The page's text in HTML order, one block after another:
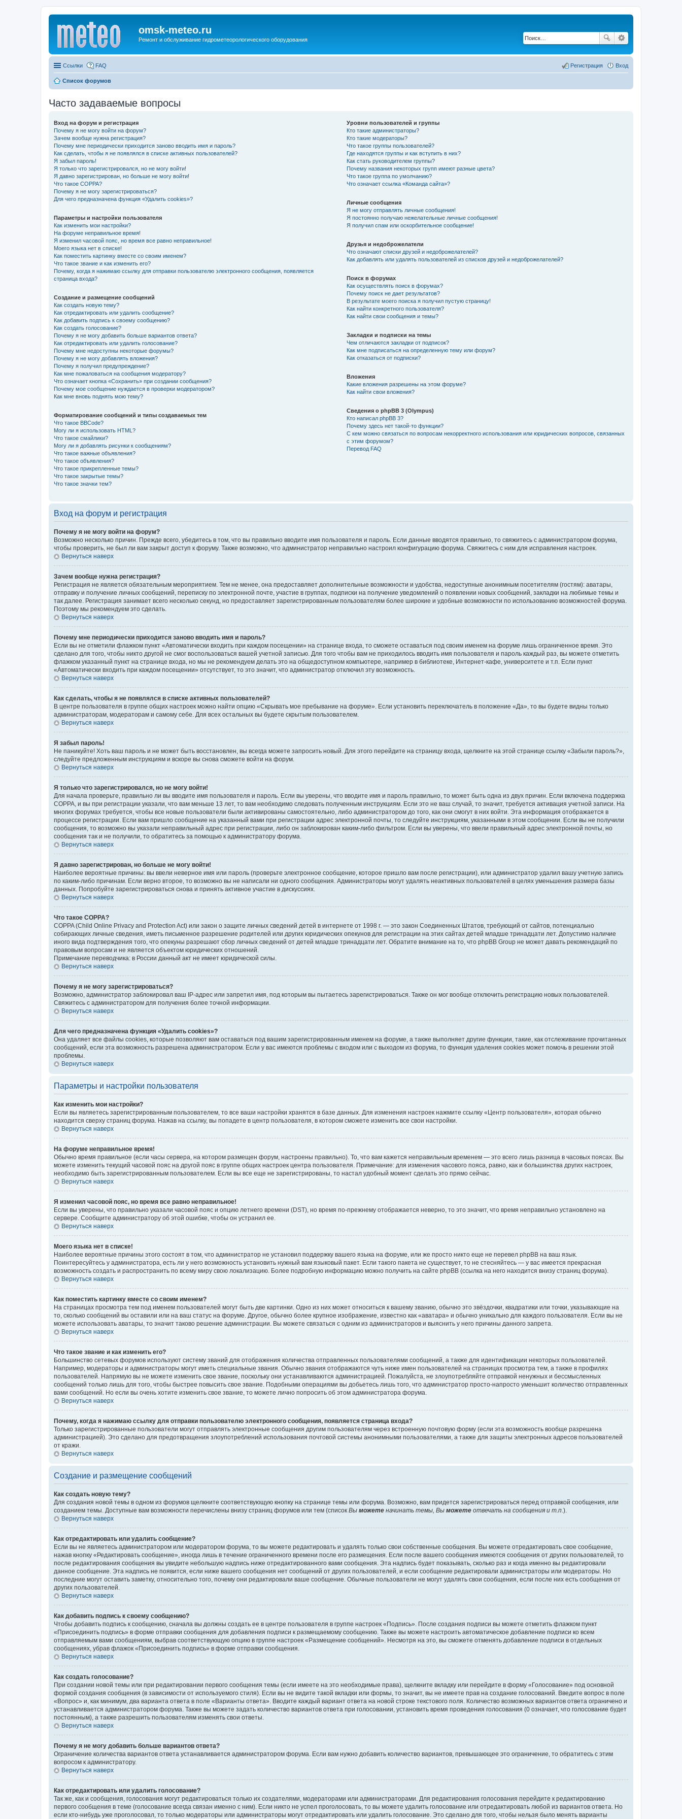
omsk-meteo.ru
Ремонт и обслуживание гидрометеорологического оборудования
Ссылки FAQ Вход
Регистрация
Список форумов
Часто задаваемые вопросы
Вход на форум и регистрация
Почему я не могу войти на форум?
Зачем вообще нужна регистрация?
Почему мне периодически приходится заново вводить имя и пароль?
Как сделать, чтобы я не появлялся в списке активных пользователей?
Я забыл пароль!
Я только что зарегистрировался, но не могу войти!
Я давно зарегистрирован, но больше не могу войти!
Что такое COPPA?
Почему я не могу зарегистрироваться?
Для чего предназначена функция «Удалить cookies»?
Параметры и настройки пользователя
Как изменить мои настройки?
На форуме неправильное время!
Я изменил часовой пояс, но время все равно неправильное!
Моего языка нет в списке!
Как поместить картинку вместе со своим именем?
Что такое звание и как изменить его?
Почему, когда я нажимаю ссылку для отправки пользователю электронного сообщения, появляется
страница входа?
Создание и размещение сообщений
Как создать новую тему?
Как отредактировать или удалить сообщение?
Как добавить подпись к своему сообщению?
Как создать голосование?
Почему я не могу добавить больше вариантов ответа?
Как отредактировать или удалить голосование?
Почему мне недоступны некоторые форумы?
Почему я не могу добавлять вложения?
Почему я получил предупреждение?
Как мне пожаловаться на сообщения модератору?
Что означает кнопка «Сохранить» при создании сообщения?
Почему мое сообщение нуждается в проверки модератором?
Как мне вновь поднять мою тему?
Форматирование сообщений и типы создаваемых тем
Что такое BBCode?
Могу ли я использовать HTML?
Что такое смайлики?
Могу ли я добавлять рисунки к сообщениям?
Что такое важные объявления?
Что такое объявления?
Что такое прикрепленные темы?
Что такое закрытые темы?
Что такое значки тем?
Уровни пользователей и группы
Кто такие администраторы?
Кто такие модераторы?
Что такое группы пользователей?
Где находятся группы и как вступить в них?
Как стать руководителем группы?
Почему названия некоторых групп имеют разные цвета?
Что такое группа по умолчанию?
Что означает ссылка «Команда сайта»?
Личные сообщения
Я не могу отправлять личные сообщения!
Я постоянно получаю нежелательные личные сообщения!
Я получил спам или оскорбительное сообщение!
Друзья и недоброжелатели
Что означают списки друзей и недоброжелателей?
Как добавлять или удалять пользователей из списков друзей и недоброжелателей?
Поиск в форумах
Как осуществлять поиск в форумах?
Почему поиск не дает результатов?
В результате моего поиска я получил пустую страницу!
Как найти конкретного пользователя?
Как найти свои сообщения и темы?
Закладки и подписки на темы
Чем отличаются закладки от подписок?
Как мне подписаться на определенную тему или форум?
Как отказаться от подписки?
Вложения
Какие вложения разрешены на этом форуме?
Как найти свои вложения?
Сведения о phpBB 3 (Olympus)
Кто написал phpBB 3?
Почему здесь нет такой-то функции?
С кем можно связаться по вопросам некорректного использования или юридических вопросов, связанных
с этим форумом?
Перевод FAQ
Вход на форум и регистрация
Почему я не могу войти на форум?
Возможно несколько причин. Прежде всего, убедитесь в том, что вы правильно вводите имя пользователя и пароль. Если данные вводятся правильно, то свяжитесь с администратором форума,
чтобы проверить, не был ли вам закрыт доступ к форуму. Также возможно, что администратор неправильно настроил конфигурацию форума. Свяжитесь с ним для исправления настроек.
Вернуться наверх
Зачем вообще нужна регистрация?
Регистрация не является обязательным мероприятием. Тем не менее, она предоставляет дополнительные возможности и удобства, недоступные анонимным посетителям (гостям): аватары,
отправку и получение личных сообщений, переписку по электронной почте, участие в группах, подписки на получение уведомлений о появлении новых сообщений, закладки на любимые темы и
так далее. Регистрация занимает всего несколько секунд, но предоставляет зарегистрированным пользователям более широкие и удобные возможности по использованию возможностей форума.
Поэтому мы рекомендуем это сделать.
Вернуться наверх
Почему мне периодически приходится заново вводить имя и пароль?
Если вы не отметили флажком пункт «Автоматически входить при каждом посещении» на странице входа, то сможете оставаться под своим именем на форуме лишь ограниченное время. Это
сделано для того, чтобы никто другой не смог воспользоваться вашей учетной записью. Для того чтобы вам не приходилось вводить имя пользователя и пароль каждый раз, вы можете отметить
флажком указанный пункт на странице входа, но мы не рекомендуем делать это на общедоступном компьютере, например в библиотеке, Интернет-кафе, университете и т.п. Если пункт
«Автоматически входить при каждом посещении» отсутствует, то это значит, что администратор отключил эту возможность.
Вернуться наверх
Как сделать, чтобы я не появлялся в списке активных пользователей?
В центре пользователя в группе общих настроек можно найти опцию «Скрывать мое пребывание на форуме». Если установить переключатель в положение «Да», то вы будете видны только
администраторам, модераторам и самому себе. Для всех остальных вы будете скрытым пользователем.
Вернуться наверх
Я забыл пароль!
Не паникуйте! Хоть ваш пароль и не может быть восстановлен, вы всегда можете запросить новый. Для этого перейдите на страницу входа, щелкните на этой странице ссылку «Забыли пароль?»,
следуйте предложенным инструкциям и вскоре вы снова сможете войти на форум.
Вернуться наверх
Я только что зарегистрировался, но не могу войти!
Для начала проверьте, правильно ли вы вводите имя пользователя и пароль. Если вы уверены, что вводите имя и пароль правильно, то может быть одна из двух причин. Если включена поддержка
COPPA, и вы при регистрации указали, что вам меньше 13 лет, то вам необходимо следовать полученным инструкциям. Если это не ваш случай, то значит, требуется активация учетной записи. На
многих форумах требуется, чтобы все новые пользователи были активированы самостоятельно, либо администратором до того, как они смогут в них войти. Эта информация отображается в
процессе регистрации. Если вам пришло сообщение на указанный вами при регистрации адрес электронной почты, то следуйте инструкциям, указанными в этом сообщении. Если вы не получили
сообщения, то возможно вы указали неправильный адрес при регистрации, либо он заблокирован каким-либо фильтром. Если вы уверены, что ввели правильный адрес электронной почты, но
сообщения так и не получили, то обратитесь за помощью к администратору форума.
Вернуться наверх
Я давно зарегистрирован, но больше не могу войти!
Наиболее вероятные причины: вы ввели неверное имя или пароль (проверьте электронное сообщение, которое пришло вам после регистрации), или администратор удалил вашу учетную запись
по каким-либо причинам. Если верно второе, то возможно вы не написали ни одного сообщения. Администраторы могут удалять неактивных пользователей в целях уменьшения размера базы
данных. Попробуйте зарегистрироваться снова и принять активное участие в дискуссиях.
Вернуться наверх
Что такое COPPA?
COPPA (Child Online Privacy and Protection Act) или закон о защите личных сведений детей в интернете от 1998 г. — это закон Соединенных Штатов, требующий от сайтов, потенциально
собирающих личные сведения, иметь письменное разрешение родителей или других юридических опекунов для регистрации на этих сайтах детей младше тринадцати лет. Допустимо наличие
иного вида подтверждения того, что опекуны разрешают сбор личных сведений от детей младше тринадцати лет. Обратите внимание на то, что phpBB Group не может давать рекомендаций по
правовым вопросам и не является объектом юридических отношений.
Примечание переводчика: в России данный акт не имеет юридической силы.
Вернуться наверх
Почему я не могу зарегистрироваться?
Возможно, администратор заблокировал ваш IP-адрес или запретил имя, под которым вы пытаетесь зарегистрироваться. Также он мог вообще отключить регистрацию новых пользователей.
Свяжитесь с администратором для получения более точной информации.
Вернуться наверх
Для чего предназначена функция «Удалить cookies»?
Она удаляет все файлы cookies, которые позволяют вам оставаться под вашим зарегистрированным именем на форуме, а также выполняет другие функции, такие, как отслеживание прочитанных
сообщений, если эта возможность разрешена администратором. Если у вас имеются проблемы с входом или с выходом из форума, то функция удаления cookies может помочь в решении этой
проблемы.
Вернуться наверх
Параметры и настройки пользователя
Как изменить мои настройки?
Если вы являетесь зарегистрированным пользователем, то все ваши настройки хранятся в базе данных. Для изменения настроек нажмите ссылку «Центр пользователя», которая обычно
находится сверху страниц форума. Нажав на ссылку, вы попадете в центр пользователя, в котором сможете изменить все свои настройки.
Вернуться наверх
На форуме неправильное время!
Обычно время правильное (если часы сервера, на котором размещен форум, настроены правильно). То, что вам кажется неправильным временем — это всего лишь разница в часовых поясах. Вы
можете изменить текущий часовой пояс на другой пояс в группе общих настроек центра пользователя. Примечание: для изменения часового пояса, равно, как и большинства других настроек,
необходимо быть зарегистрированным пользователем. Если вы все еще не зарегистрированы, то настал удобный момент сделать это прямо сейчас.
Вернуться наверх
Я изменил часовой пояс, но время все равно неправильное!
Если вы уверены, что правильно указали часовой пояс и опцию летнего времени (DST), но время по-прежнему отображается неверно, то это значит, что время неправильно установлено на
сервере. Сообщите администратору об этой ошибке, чтобы он устранил ее.
Вернуться наверх
Моего языка нет в списке!
Наиболее вероятные причины этого состоят в том, что администратор не установил поддержку вашего языка на форуме, или же просто никто еще не перевел phpBB на ваш язык.
Поинтересуйтесь у администратора, есть ли у него возможность установить нужный вам языковый пакет. Если такого пакета не существует, то не стесняйтесь — у вас имеется прекрасная
возможность создать и распространить по всему миру свою локализацию. Более подробную информацию можно получить на сайте phpBB (ссылка на него находится внизу страниц форума).
Вернуться наверх
Как поместить картинку вместе со своим именем?
На страницах просмотра тем под именем пользователей могут быть две картинки. Одно из них может относиться к вашему званию, обычно это звёздочки, квадратики или точки, указывающие на
то, сколько сообщений вы оставили или на ваш статус на форуме. Другое, обычно более крупное изображение, известно как «аватара» и обычно уникально для каждого пользователя. Если вы не
можете использовать аватары, то значит таково решение администрации. Вы можете связаться с одним из администраторов и выяснить у него причины данного запрета.
Вернуться наверх
Что такое звание и как изменить его?
Большинство сетевых форумов используют систему званий для отображения количества отправленных пользователями сообщений, а также для идентификации некоторых пользователей.
Например, модераторы и администраторы могут иметь специальные звания. Обычно звания отображаются чуть ниже имен пользователей на страницах просмотра тем, а также в профилях
пользователей. Напрямую вы не можете изменить свое звание, поскольку они устанавливаются администрацией. Пожалуйста, не злоупотребляйте отправкой ненужных и бессмысленных
сообщений только лишь для того, чтобы быстрее повысить свое звание. Подобными операциями вы добьетесь лишь того, что администратор просто-напросто уменьшит количество отправленных
вами сообщений. Но если вы очень хотите изменить свое звание, то можете лично попросить об этом администратора форума.
Вернуться наверх
Почему, когда я нажимаю ссылку для отправки пользователю электронного сообщения, появляется страница входа?
Только зарегистрированные пользователи могут отправлять электронные сообщения другим пользователям через встроенную почтовую форму (если эта возможность вообще разрешена
администрацией). Это сделано для предотвращения злоупотреблений использования почтовой системы анонимными пользователями, а также для защиты электронных адресов пользователей
от кражи.
Вернуться наверх
Создание и размещение сообщений
Как создать новую тему?
Для создания новой темы в одном из форумов щелкните соответствующую кнопку на странице темы или форума. Возможно, вам придется зарегистрироваться перед отправкой сообщения, или
созданием темы. Доступные вам возможности перечислены внизу страниц форумов или тем (список Вы можете начинать темы, Вы можете отвечать на сообщения и т.п. ).
Вернуться наверх
Как отредактировать или удалить сообщение?
Если вы не являетесь администратором или модератором форума, то вы можете редактировать и удалять только свои собственные сообщения. Вы можете отредактировать свое сообщение,
нажав кнопку «Редактировать сообщение», иногда лишь в течение ограниченного времени после его размещения. Если после вашего сообщения имеются сообщения от других пользователей, то
после редактирования сообщения вы увидите небольшую надпись ниже отредактированного вами сообщения. Эта надпись будет показывать, сколько раз и когда именно вы редактировали
данное сообщение. Эта надпись не появится, если ниже вашего сообщения нет сообщений от других пользователей, и если сообщение редактировали администраторы или модераторы. Но
последние могут оставить заметку, относительно того, почему они редактировали ваше сообщение. Обычные пользователи не могут удалять свои сообщения, если после них есть сообщения от
других пользователей.
Вернуться наверх
Как добавить подпись к своему сообщению?
Чтобы добавить подпись к сообщению, сначала вы должны создать ее в центре пользователя в группе настроек «Подпись». После создания подписи вы можете отметить флажком пункт
«Присоединить подпись» в форме отправки сообщения для добавления подписи к размещаемому сообщению. Также вы можете настроить автоматическое добавление подписи ко всем
отправляемым вами сообщениям, выбрав соответствующую опцию в группе настроек «Размещение сообщений». Несмотря на это, вы сможете отменять добавление подписи в отдельных
сообщениях, убрав флажок «Присоединить подпись» в форме отправки сообщения.
Вернуться наверх
Как создать голосование?
При создании новой темы или при редактировании первого сообщения темы (если имеете на это необходимые права), щелкните вкладку или перейдите в форму «Голосование» под основной
формой создания сообщения (в зависимости от используемого стиля). Если вы не видите такой вкладки или формы, то значит, вы не имеете прав на создание голосований. Введите вопрос в поле
«Вопрос» и, как минимум, два варианта ответа в поле «Варианты ответа». Вводите каждый вариант ответа на новой строке текстового поля. Количество возможных вариантов ответа ограничено и
устанавливается администратором форума. Также вы можете задать количество вариантов ответа при голосовании, установить время проведения голосования (0 означает, что голосование будет
постоянным), а также разрешить пользователям изменять свои ответы.
Вернуться наверх
Почему я не могу добавить больше вариантов ответа?
Ограничение количества вариантов ответа устанавливается администратором форума. Если вам нужно добавить количество вариантов, превышающее это ограничение, то обратитесь с этим
вопросом к администратору.
Вернуться наверх
Как отредактировать или удалить голосование?
Так же, как и сообщения, голосования могут редактироваться только их создателями, модераторами или администраторами. Для редактирования голосования перейдите к редактированию
первого сообщения в теме (голосование всегда связан именно с ним). Если никто не успел проголосовать, то вы можете удалить голосование или отредактировать любой из вариантов ответа. Но
если кто-нибудь уже проголосовал, то только модераторы или администраторы могут отредактировать или удалить голосование. Это сделано для того, чтобы нельзя было менять варианты